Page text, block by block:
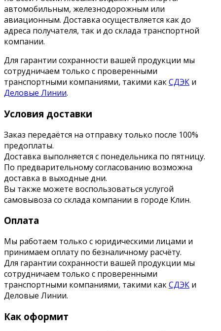
автомобильным, железнодорожным или
авиационным. Доставка осуществляется как до
адреса получателя, так и до склада транспортной
компании.
Для гарантии сохранности вашей продукции мы
сотрудничаем только с проверенными
транспортными компаниями, такими какСДЭК и
Деловые Линии.
Условия доставки
Заказ передаётся на отправку только после 100%
предоплаты.
Доставка выполняется с понедельника по пятницу.
По предварительному согласованию возможна
доставка в выходные дни.
Вы также можете воспользоваться услугой
самовывоза со склада компании в городе Клин.
Оплата
Мы работаем только с юридическими лицами и
принимаем оплату по безналичному расчёту.
Для гарантии сохранности вашей продукции мы
сотрудничаем только с проверенными
транспортными компаниями, такими какСДЭК и
Деловые Линии.
Как оформит